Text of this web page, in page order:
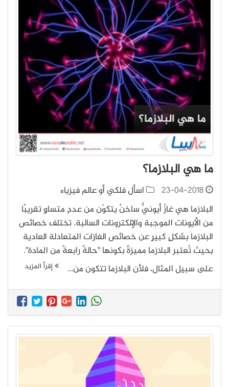
ما هي البلازما؟
23-04-2018
اسأل فلكي أو عالم فيزياء
البلازما هي غازٌ أيونيٌّ ساخنٌ يتكوّن من عددٍ متساوٍ تقريبًا
من الأيونات الموجبة والإلكترونات السالبة. تختلف خصائص
البلازما بشكلٍ كبيرٍ عن خصائص الغازات المتعادلة العادية
بحيث تُعتبر البلازما مميزةً بكونها "حالةً رابعةً من المادة".
على سبيل المثال، فلأن البلازما تتكون من…
إقرأ المزيد